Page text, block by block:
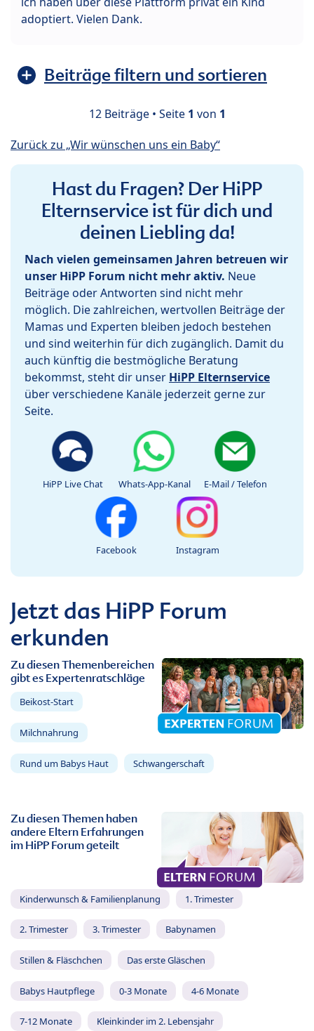
adoptiert. Vielen Dank.
Beiträge filtern und sortieren
12 Beiträge • Seite 1 von 1
Zurück zu „Wir wünschen uns ein Baby“
Hast du Fragen? Der HiPP
Elternservice ist für dich und
deinen Liebling da!
Nach vielen gemeinsamen Jahren betreuen wir
unser HiPP Forum nicht mehr aktiv. Neue
Beiträge oder Antworten sind nicht mehr
möglich. Die zahlreichen, wertvollen Beiträge der
Mamas und Experten bleiben jedoch bestehen
und sind weiterhin für dich zugänglich. Damit du
auch künftig die bestmögliche Beratung
bekommst, steht dir unser HiPP Elternservice
über verschiedene Kanäle jederzeit gerne zur
Seite.
HiPP Live Chat Whats-App-Kanal E-Mail / Telefon
Facebook Instagram
Jetzt das HiPP Forum
erkunden
Zu diesen Themenbereichen
gibt es Expertenratschläge
Beikost-Start
Milchnahrung
Rund um Babys Haut Schwangerschaft
Zu diesen Themen haben
andere Eltern Erfahrungen
im HiPP Forum geteilt
Kinderwunsch & Familienplanung 1. Trimester
2. Trimester 3. Trimester Babynamen
Stillen & Fläschchen Das erste Gläschen
Babys Hautpflege 0-3 Monate 4-6 Monate
7-12 Monate Kleinkinder im 2. Lebensjahr